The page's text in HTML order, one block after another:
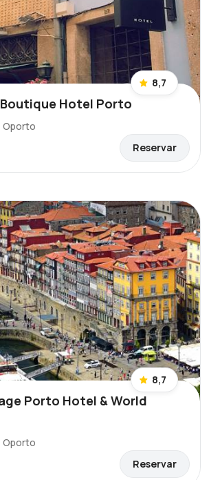
8,7
Hotel Porto
Oporto
Reservar
8,7
Porto Hotel & World
Oporto
Reservar